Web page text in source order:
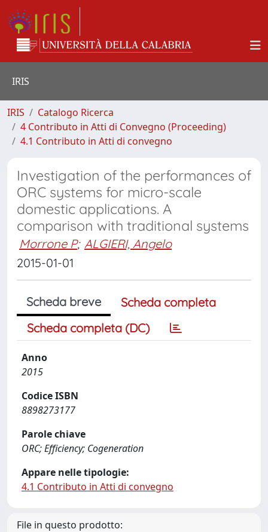
IRIS
IRIS
Catalogo Ricerca
4 Contributo in Atti di Convegno (Proceeding)
4.1 Contributo in Atti di convegno
Investigation of the performances of
ORC systems for micro-scale
domestic applications. A
comparison with traditional systems
Morrone P; ALGIERI, Angelo
2015-01-01
Scheda breve
Scheda completa
Scheda completa (DC)
Anno
2015
Codice ISBN
8898273177
Parole chiave
ORC; Efficiency; Cogeneration
Appare nelle tipologie:
4.1 Contributo in Atti di convegno
File in questo prodotto: